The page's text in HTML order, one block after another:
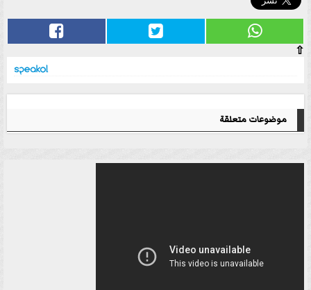
⇧
موضوعات متعلقة